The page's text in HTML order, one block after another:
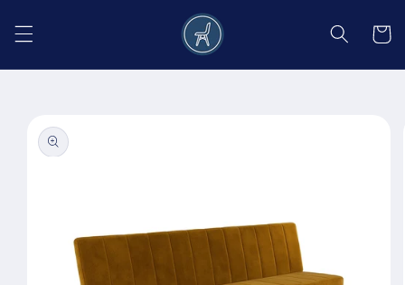
conținut
Coș
informațiile
despre
produs